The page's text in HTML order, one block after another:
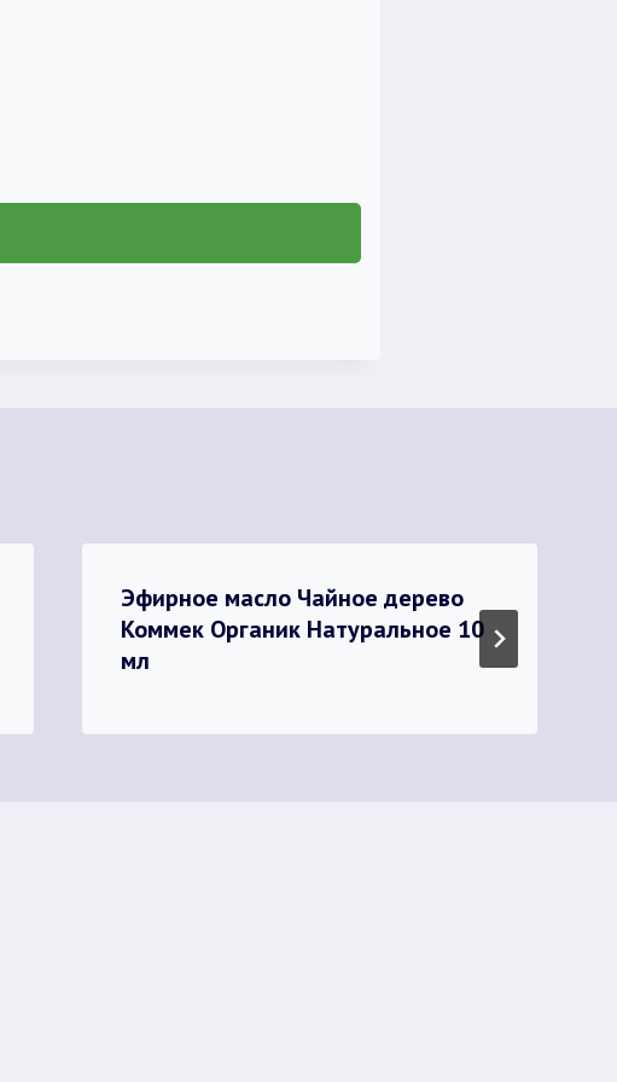
Эфирное масло Чайное дерево
Коммек Органик Натуральное 10
мл